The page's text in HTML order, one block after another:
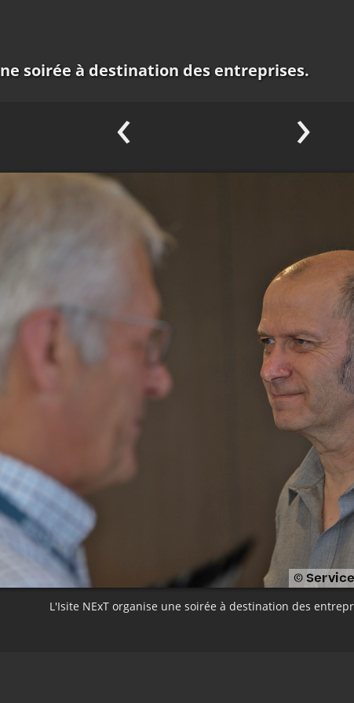
soirée à destination des entreprises.
‹ ›
L'Isite NExT organise une soirée à destination des